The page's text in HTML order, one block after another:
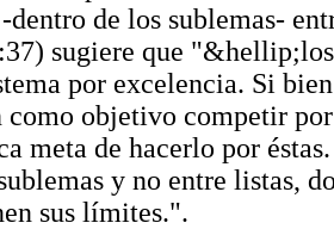
dentro de los sublemas-
sugiere que
por excelencia. Si
como objetivo competir
meta de hacerlo por
y no entre listas,
sus límites.".